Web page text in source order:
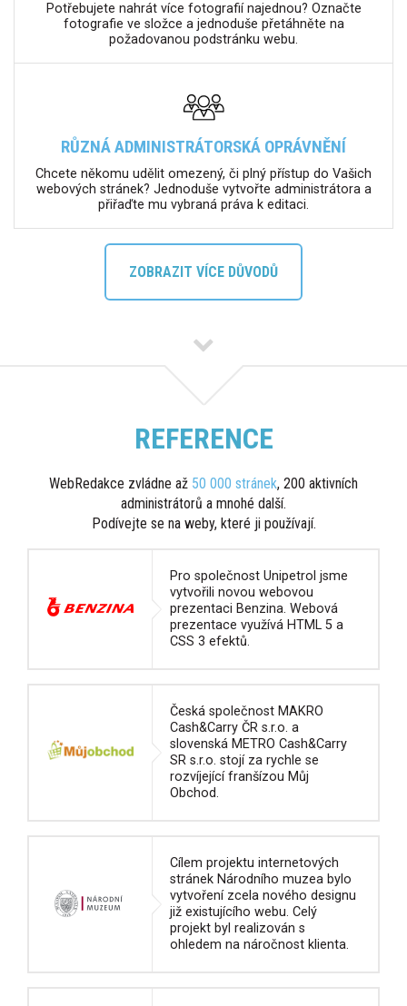
Potřebujete nahrát více fotografií najednou? Označte
fotografie ve složce a jednoduše přetáhněte na
požadovanou podstránku webu.
RŮZNÁ ADMINISTRÁTORSKÁ OPRÁVNĚNÍ
Chcete někomu udělit omezený, či plný přístup do Vašich
webových stránek? Jednoduše vytvořte administrátora a
přiřaďte mu vybraná práva k editaci.
ZOBRAZIT VÍCE DŮVODŮ
REFERENCE
WebRedakce zvládne až 50 000 stránek, 200 aktivních
administrátorů a mnohé další.
Podívejte se na weby, které ji používají.
Pro společnost Unipetrol jsme
vytvořili novou webovou
prezentaci Benzina. Webová
prezentace využívá HTML 5 a
CSS 3 efektů.
Česká společnost MAKRO
Cash&Carry ČR s.r.o. a
slovenská METRO Cash&Carry
SR s.r.o. stojí za rychle se
rozvíjející franšízou Můj
Obchod.
Cílem projektu internetových
stránek Národního muzea bylo
vytvoření zcela nového designu
již existujícího webu. Celý
projekt byl realizován s
ohledem na náročnost klienta.